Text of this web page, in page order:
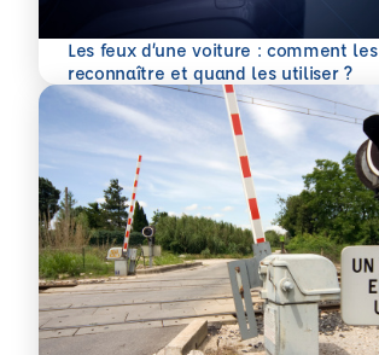
Les feux d’une voiture : comment les
reconnaître et quand les utiliser ?
En savoir plus